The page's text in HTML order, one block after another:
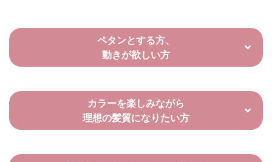
ペタンとする方、
動きが欲しい方
カラーを楽しみながら
理想の髪質になりたい方